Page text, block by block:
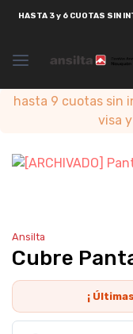
HASTA 3 y 6 CUOTAS SIN
hasta 9 cuotas sin
visa
Ansilta
Cubre
¡ Últimas